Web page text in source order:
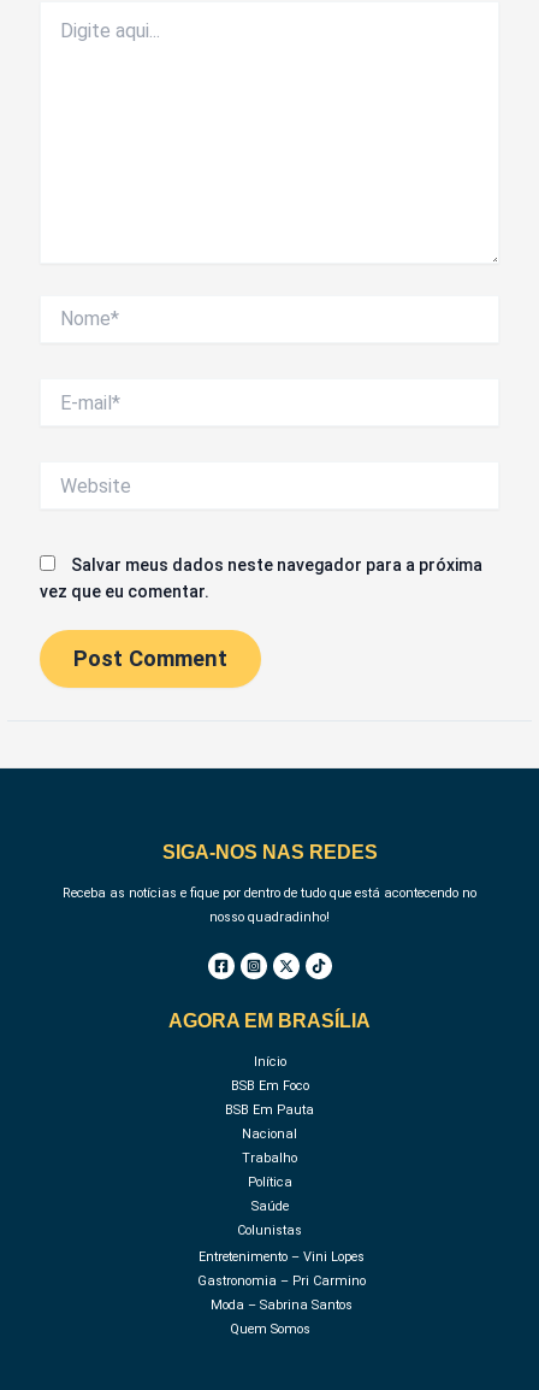
aqui...
mail*
Salvar meus dados neste navegador para a próxima
vez que eu comentar.
SIGA-NOS NAS REDES
Receba as notícias e fique por dentro de tudo que está acontecendo no
nosso quadradinho!
AGORA EM BRASÍLIA
Início
BSB Em Foco
BSB Em Pauta
Nacional
Trabalho
Política
Saúde
Colunistas
Entretenimento – Vini Lopes
Gastronomia – Pri Carmino
Moda – Sabrina Santos
Quem Somos